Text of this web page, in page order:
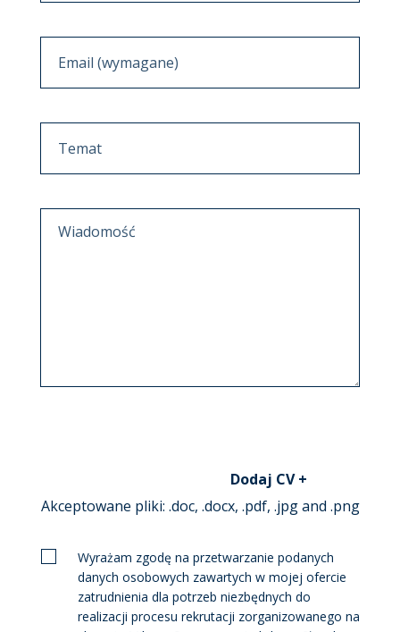
Akceptowane pliki: .doc, .docx, .pdf, .jpg and .png
Wyrażam zgodę na przetwarzanie podanych
danych osobowych zawartych w mojej ofercie
zatrudnienia dla potrzeb niezbędnych do
realizacji procesu rekrutacji zorganizowanego na